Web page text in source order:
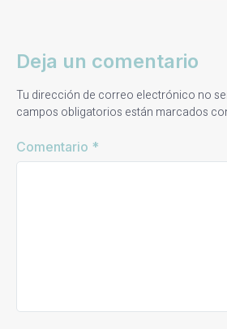
Deja un comentario
Tu dirección de correo electrónico no
campos obligatorios están marcados
Comentario *